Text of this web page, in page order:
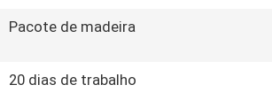
Pacote de madeira
20 dias de trabalho